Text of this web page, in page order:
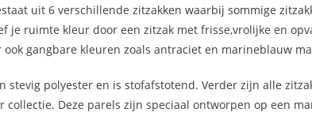
uit 6 verschillende zitzakken waarbij sommige
je ruimte kleur door een zitzak met frisse,vrolijke en
gangbare kleuren zoals antraciet en marineblauw
stevig polyester en is stofafstotend. Verder zijn alle
collectie. Deze parels zijn speciaal ontworpen op een